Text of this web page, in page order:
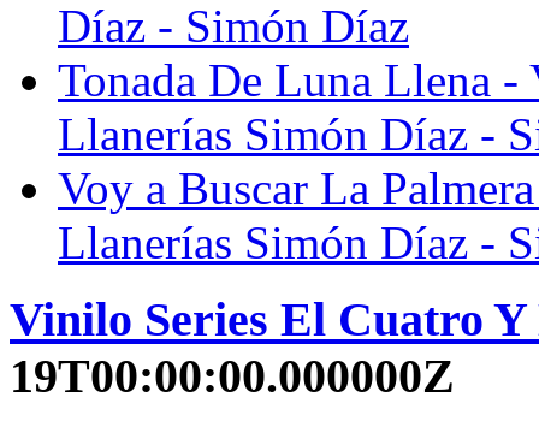
Díaz - Simón Díaz
Tonada De Luna Llena
Llanerías Simón Díaz -
Voy a Buscar La
Llanerías Simón Díaz -
Vinilo Series El Cuatro
19T00:00:00.000000Z